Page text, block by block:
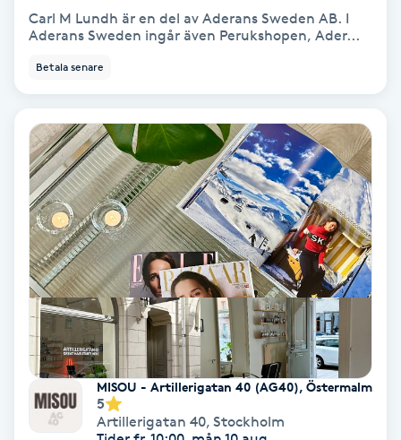
Klangmassage
Klippning
Klippning ungdom
Koppningsmassage
Kosmetisk tatuering
Kostrådgivning
Kroppsinpackning
Kroppspeeling
Carl M Lundh är en del av Aderans Sweden AB. I
Aderans Sweden ingår även Perukshopen, Ader...
Betala senare
MISOU - Artillerigatan 40 (AG40), Östermalm
5
Artillerigatan 40, Stockholm